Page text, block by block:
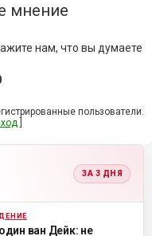
мнение
нам, что вы думаете
пользователи.
ЗА 3 ДНЯ
ван Дейк: не